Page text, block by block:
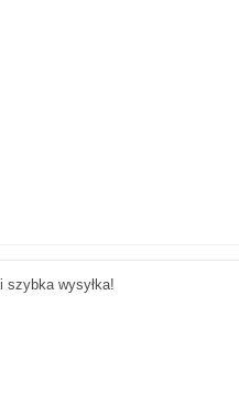
szybka wysyłka!